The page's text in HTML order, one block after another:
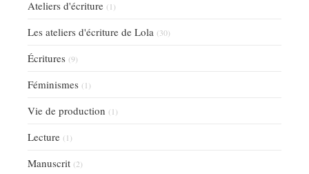
Ateliers d'écriture (1)
Les ateliers d'écriture de Lola (30)
Écritures (9)
Féminismes (1)
Vie de production (1)
Lecture (1)
Manuscrit (2)